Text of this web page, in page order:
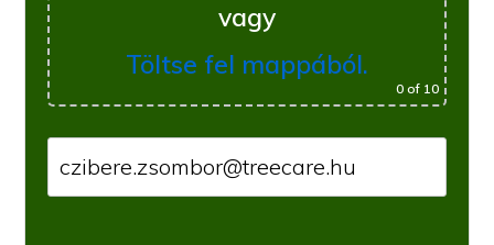
vagy
Töltse fel mappából.
0of 10